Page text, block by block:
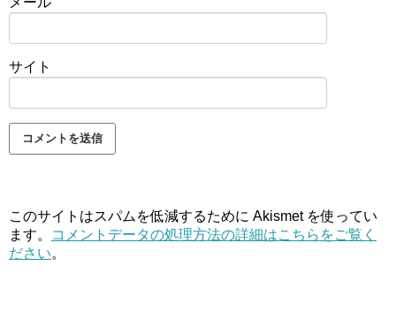
サイト
このサイトはスパムを低減するために Akismet を使ってい
ます。
コメントデータの処理方法の詳細はこちらをご覧く
ださい。